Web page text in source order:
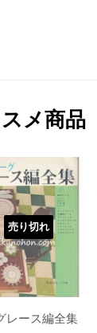
メ商品
売り切れ
レース編全集